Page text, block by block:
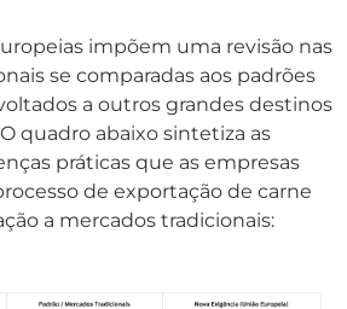
impõem uma revisão nas
se comparadas aos padrões
a outros grandes destinos
quadro abaixo sintetiza as
práticas que as empresas
de exportação de carne
a mercados tradicionais: